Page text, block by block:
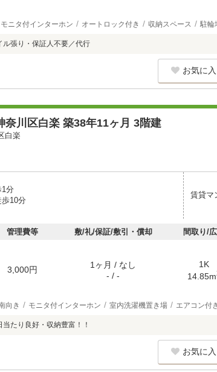
モニタ付インターホン オートロック付き 収納スペース 駐輪
張り・保証人不要／代行
お気に
奈川区白楽 築38年11ヶ月 3階建
白楽
分
10分
賃貸マ
管理費等 敷/礼/保証/敷引・償却 間取り/
3,000円
1ヶ月 / なし
- / -
1K
14.85m
向き モニタ付インターホン 室内洗濯機置き場 エアコン付
たり良好・収納豊富！！
お気に